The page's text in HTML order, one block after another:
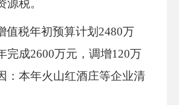
源税。
值税年初预算计划 2480万
完成2600万元，调增120万
： 本年火山红酒庄等企业清